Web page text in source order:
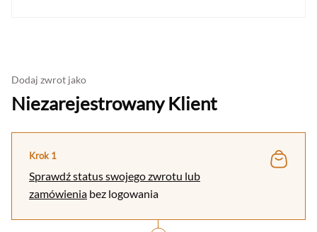
Dodaj zwrot jako
Niezarejestrowany Klient
Krok 1
Sprawdź status swojego zwrotu lub
zamówienia bez logowania